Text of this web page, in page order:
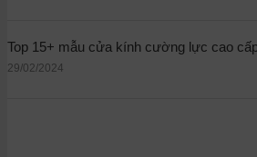
Top 15+ mẫu cửa kính cường lực cao
29/02/2024